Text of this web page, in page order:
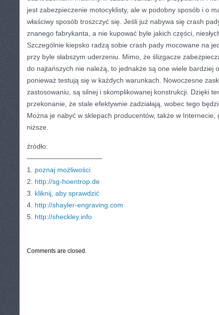
jest zabezpieczenie motocyklisty, ale w podobny sposób i o
właściwy sposób troszczyć się. Jeśli już nabywa się crash
znanego fabrykanta, a nie kupować byle jakich części,
Szczególnie kiepsko radzą sobie crash pady mocowane na
przy byle słabszym uderzeniu. Mimo, że ślizgacze
do najtańszych nie należą, to jednakże są one wiele bardziej
ponieważ testują się w każdych warunkach. Nowoczesne
zastosowaniu, są silnej i skomplikowanej konstrukcji. Dzięki
przekonanie, że stale efektywnie zadziałają, wobec tego
Można je nabyć w sklepach producentów, także w Internecie,
niższe.
źródło:
———————————
1. poznaj możliwości
2. http://sg-hoentrop.de
3. kliknij, aby sprawdzić
4. http://shayler-engraving.com
5. http://sheckley.info
Comments are closed.